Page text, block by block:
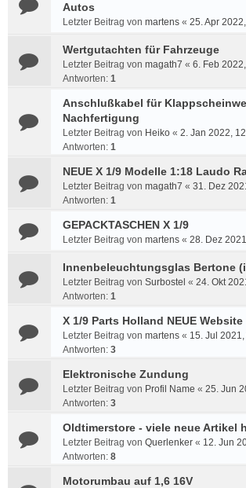
Autos
Letzter Beitrag von martens « 25. Apr
Wertgutachten für Fahrzeuge
Letzter Beitrag von magath7 « 6. Feb
Antworten: 1
Anschlußkabel für
Nachfertigung
Letzter Beitrag von Heiko « 2. Jan 2022,
Antworten: 1
NEUE X 1/9 Modelle 1:18 Laudo
Letzter Beitrag von magath7 « 31. Dez
Antworten: 1
GEPACKTASCHEN X 1/9
Letzter Beitrag von martens « 28. Dez
Innenbeleuchtungsglas Bertone
Letzter Beitrag von Surbostel « 24. Okt
Antworten: 1
X 1/9 Parts Holland NEUE Website
Letzter Beitrag von martens « 15. Jul
Antworten: 3
Elektronische Zundung
Letzter Beitrag von Profil Name « 25. Jun
Antworten: 3
Oldtimerstore - viele neue Artikel
Letzter Beitrag von Querlenker « 12. Jun
Antworten: 8
Motorumbau auf 1,6 16V